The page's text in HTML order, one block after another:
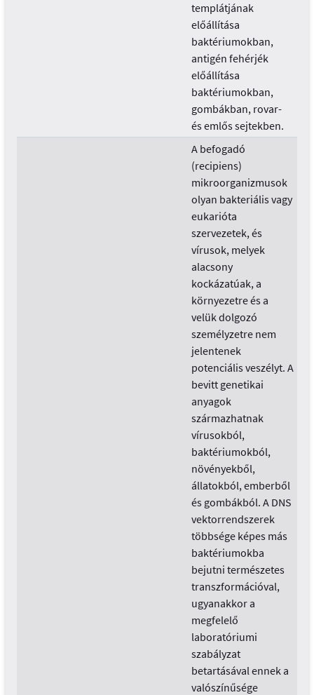
templátjának
előállítása
baktériumokban,
antigén fehérjék
előállítása
baktériumokban,
gombákban, rovar-
és emlős sejtekben.
A befogadó
(recipiens)
mikroorganizmusok
olyan bakteriális vagy
eukarióta
szervezetek, és
vírusok, melyek
alacsony
kockázatúak, a
környezetre és a
velük dolgozó
személyzetre nem
jelentenek
potenciális veszélyt. A
bevitt genetikai
anyagok
származhatnak
vírusokból,
baktériumokból,
növényekből,
állatokból, emberből
és gombákból. A DNS
vektorrendszerek
többsége képes más
baktériumokba
bejutni természetes
transzformációval,
ugyanakkor a
megfelelő
laboratóriumi
szabályzat
betartásával ennek a
valószínűsége